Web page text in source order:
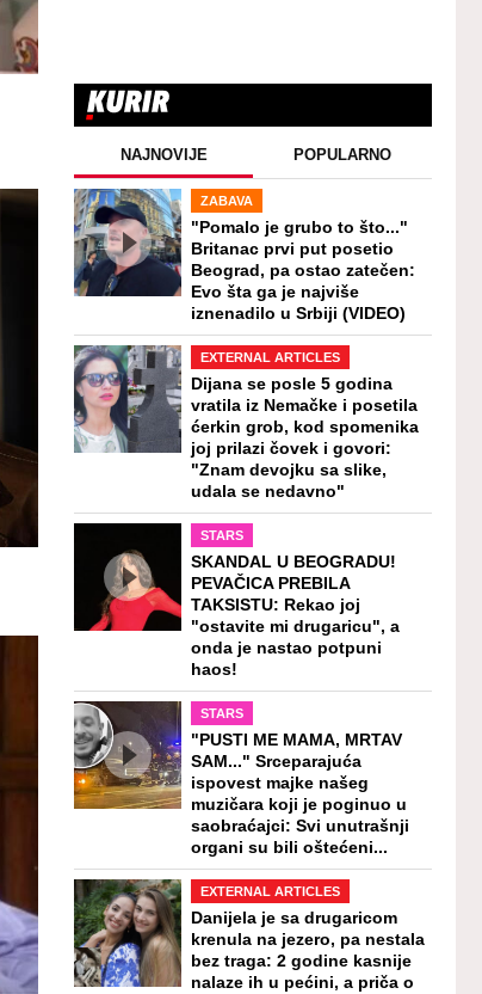
NAJNOVIJE POPULARNO
ZABAVA
"Pomalo je grubo to što..."
Britanac prvi put posetio
Beograd, pa ostao zatečen:
Evo šta ga je najviše
iznenadilo u Srbiji (VIDEO)
EXTERNAL ARTICLES
Dijana se posle 5 godina
vratila iz Nemačke i posetila
ćerkin grob, kod spomenika
joj prilazi čovek i govori:
"Znam devojku sa slike,
udala se nedavno"
STARS
SKANDAL U BEOGRADU!
PEVAČICA PREBILA
TAKSISTU: Rekao joj
"ostavite mi drugaricu", a
onda je nastao potpuni
haos!
STARS
"PUSTI ME MAMA, MRTAV
SAM..." Srceparajuća
ispovest majke našeg
muzičara koji je poginuo u
saobraćajci: Svi unutrašnji
organi su bili oštećeni...
EXTERNAL ARTICLES
Danijela je sa drugaricom
krenula na jezero, pa nestala
bez traga: 2 godine kasnije
nalaze ih u pećini, a priča o